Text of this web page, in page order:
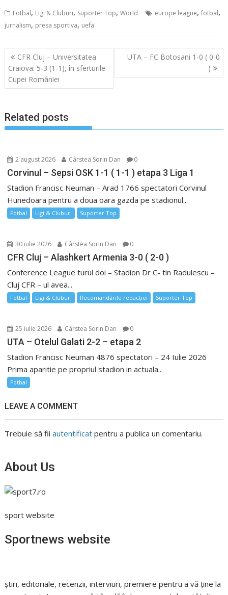
Fotbal, Ligi & Cluburi, Suporter Top,World europe league,fotbal,
jurnalism, presa sportiva, uefa
Navigare
în
articole
CFR Cluj – Universitatea
Craiova: 5-3 (1-1), în sferturile
Cupei României
UTA – FC Botosani 1-0 ( 0-0
)
Related posts
2 august 2026 Cârstea Sorin Dan 0
Corvinul – Sepsi OSK 1-1 ( 1-1 ) etapa 3 Liga 1
Stadion Francisc Neuman – Arad 1766 spectatori Corvinul
Hunedoara pentru a doua oara gazda pe stadionul...
Fotbal Ligi & Cluburi Suporter Top
30 iulie 2026 Cârstea Sorin Dan 0
CFR Cluj – Alashkert Armenia 3-0 ( 2-0 )
Conference League turul doi – Stadion Dr C- tin Radulescu –
Cluj CFR – ul avea...
Fotbal Ligi & Cluburi Recomandările redacției Suporter Top
25 iulie 2026 Cârstea Sorin Dan 0
UTA – Otelul Galati 2-2 – etapa 2
Stadion Francisc Neuman 4876 spectatori – 24 Iulie 2026
Prima aparitie pe propriul stadion in actuala...
Fotbal
LEAVE A COMMENT
Trebuie să fiiautentificat pentru a publica un comentariu.
About Us
sport website
Sportnews website
știri, editoriale, recenzii, interviuri, premiere pentru a vă ține la